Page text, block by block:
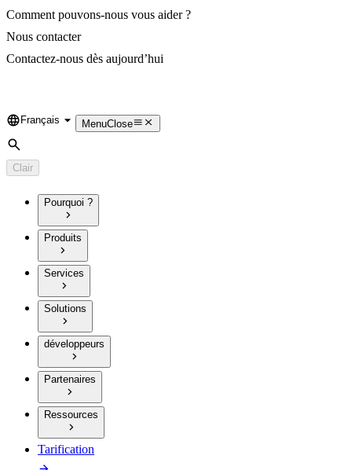
Comment pouvons-nous vous aider ?
Nous contacter
Contactez-nous dès aujourd’hui
Language
Français MenuClose
Rechercher
Clair
Pourquoi ?
Produits
Services
Solutions
développeurs
Partenaires
Ressources
Tarification